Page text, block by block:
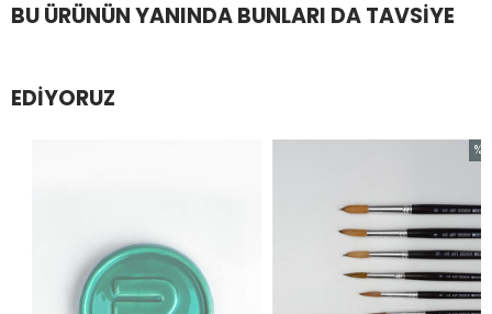
BU ÜRÜNÜN YANINDA BUNLARI DA TAVSIYE
EDIYORUZ
%54